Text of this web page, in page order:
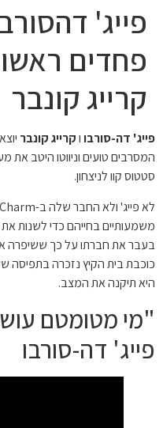
פייג'
פחדים
קרייג קונבר
פייג' דה-סורבווקרייג קונבר
המסרבים טועים וניווטו היטב
סטטוס קוו לניצחון.
משמעותיים בחייהם כדי לשנות
בעבר את חברתו על כך ששיפרה
כוכבת בית הקיץ נזכרה בתפיסה
היא תיקנה את המצב.
"מי מטומטם
פייג' דה-סורבו